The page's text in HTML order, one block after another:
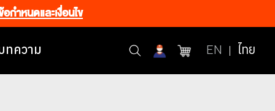
อกำหนดและเงื่อนไข
ทความ EN ไทย